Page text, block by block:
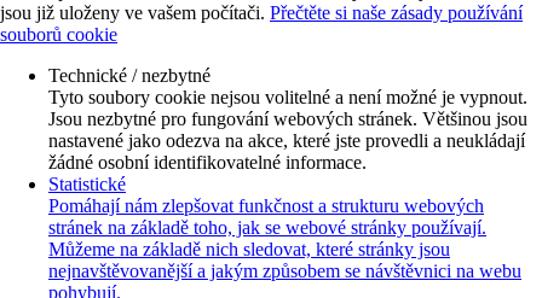
jsou již uloženy ve vašem počítači. Přečtěte si naše zásady používání
souborů cookie
Technické / nezbytné
Tyto soubory cookie nejsou volitelné a není možné je vypnout.
Jsou nezbytné pro fungování webových stránek. Většinou jsou
nastavené jako odezva na akce, které jste provedli a neukládají
žádné osobní identifikovatelné informace.
Statistické
Pomáhají nám zlepšovat funkčnost a strukturu webových
stránek na základě toho, jak se webové stránky používají.
Můžeme na základě nich sledovat, které stránky jsou
nejnavštěvovanější a jakým způsobem se návštěvnici na webu
pohybují.